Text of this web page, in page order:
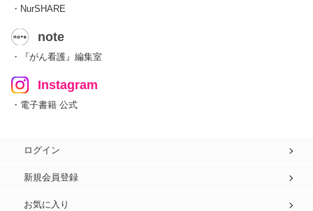
・NurSHARE
note
・『がん看護』編集室
Instagram
・電子書籍 公式
ログイン
新規会員登録
お気に入り